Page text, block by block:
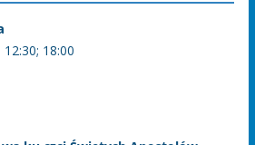
12:30; 18:00